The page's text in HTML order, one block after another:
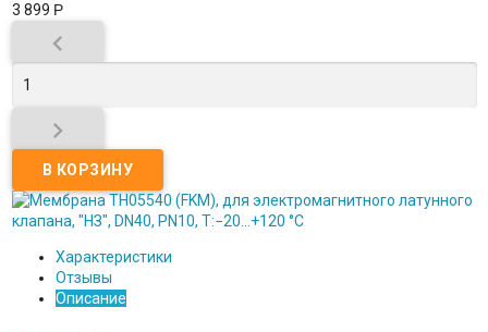
3 899 Р


Характеристики
Отзывы
Описание